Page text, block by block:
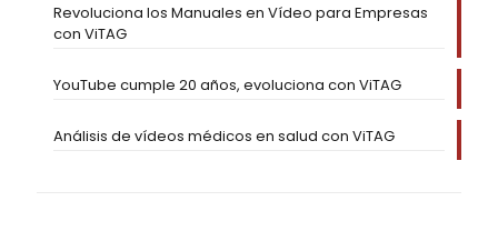
Revoluciona los Manuales en Vídeo para Empresas
con ViTAG
YouTube cumple 20 años, evoluciona con ViTAG
Análisis de vídeos médicos en salud con ViTAG